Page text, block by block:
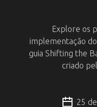
Explore os
implementação
guia Shifting the
criado
25